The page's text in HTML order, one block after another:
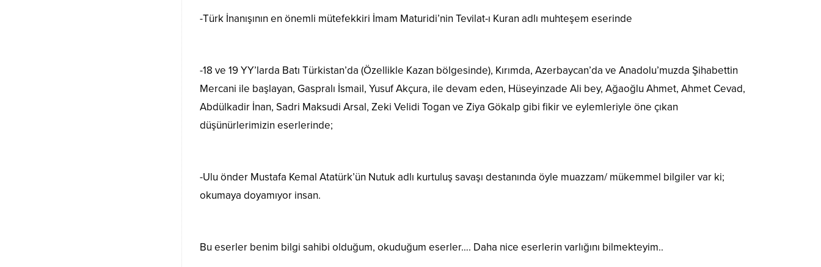
-Türk İnanışının en önemli mütefekkiri İmam Maturidi’nin Tevilat-ı Kuran adlı muhteşem eserinde
-18 ve 19 YY’larda Batı Türkistan’da (Özellikle Kazan bölgesinde), Kırımda, Azerbaycan’da ve Anadolu’muzda Şihabettin
Mercani ile başlayan, Gaspralı İsmail, Yusuf Akçura, ile devam eden, Hüseyinzade Ali bey, Ağaoğlu Ahmet, Ahmet Cevad,
Abdülkadir İnan, Sadri Maksudi Arsal, Zeki Velidi Togan ve Ziya Gökalp gibi fikir ve eylemleriyle öne çıkan
düşünürlerimizin eserlerinde;
-Ulu önder Mustafa Kemal Atatürk’ün Nutuk adlı kurtuluş savaşı destanında öyle muazzam/ mükemmel bilgiler var ki;
okumaya doyamıyor insan.
Bu eserler benim bilgi sahibi olduğum, okuduğum eserler…. Daha nice eserlerin varlığını bilmekteyim..